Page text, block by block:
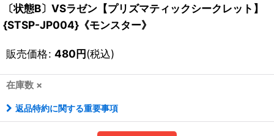
〔状態B〕VSラゼン【プリズマティックシークレット】
{STSP-JP004}《モンスター》
販売価格: 480円(税込)
在庫数 ×
返品特約に関する重要事項